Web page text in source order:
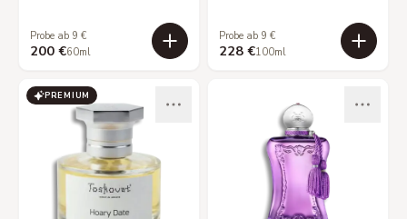
Probe ab 9 €
200 €60ml
Probe ab 9 €
228 €100ml
PREMIUM